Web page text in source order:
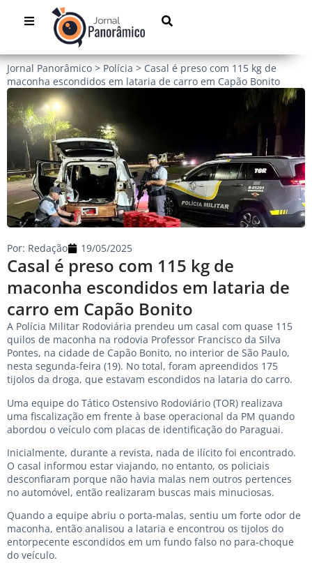
Jornal Panorâmico > Polícia > Casal é preso com 115 kg de
maconha escondidos em lataria de carro em Capão Bonito
Casal é preso com 115 kg de
maconha escondidos em lataria de
carro em Capão Bonito
Por: Redação 19/05/2025
A Polícia Militar Rodoviária prendeu um casal com quase 115
quilos de maconha na rodovia Professor Francisco da Silva
Pontes, na cidade de Capão Bonito, no interior de São Paulo,
nesta segunda-feira (19). No total, foram apreendidos 175
tijolos da droga, que estavam escondidos na lataria do carro.
Uma equipe do Tático Ostensivo Rodoviário (TOR) realizava
uma fiscalização em frente à base operacional da PM quando
abordou o veículo com placas de identificação do Paraguai.
Inicialmente, durante a revista, nada de ilícito foi encontrado.
O casal informou estar viajando, no entanto, os policiais
desconfiaram porque não havia malas nem outros pertences
no automóvel, então realizaram buscas mais minuciosas.
Quando a equipe abriu o porta-malas, sentiu um forte odor de
maconha, então analisou a lataria e encontrou os tijolos do
entorpecente escondidos em um fundo falso no para-choque
do veículo.